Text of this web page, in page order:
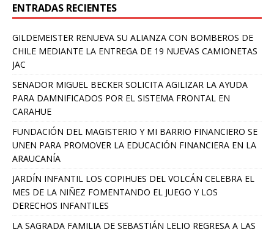
ENTRADAS RECIENTES
GILDEMEISTER RENUEVA SU ALIANZA CON BOMBEROS DE
CHILE MEDIANTE LA ENTREGA DE 19 NUEVAS CAMIONETAS
JAC
SENADOR MIGUEL BECKER SOLICITA AGILIZAR LA AYUDA
PARA DAMNIFICADOS POR EL SISTEMA FRONTAL EN
CARAHUE
FUNDACIÓN DEL MAGISTERIO Y MI BARRIO FINANCIERO SE
UNEN PARA PROMOVER LA EDUCACIÓN FINANCIERA EN LA
ARAUCANÍA
JARDÍN INFANTIL LOS COPIHUES DEL VOLCÁN CELEBRA EL
MES DE LA NIÑEZ FOMENTANDO EL JUEGO Y LOS
DERECHOS INFANTILES
LA SAGRADA FAMILIA DE SEBASTIÁN LELIO REGRESA A LAS